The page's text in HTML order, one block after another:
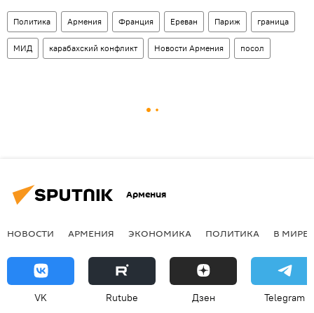
Политика Армения Франция Ереван Париж граница
МИД карабахский конфликт Новости Армения посол
Армения
НОВОСТИ АРМЕНИЯ ЭКОНОМИКА ПОЛИТИКА В МИРЕ
VK Rutube Дзен Telegram